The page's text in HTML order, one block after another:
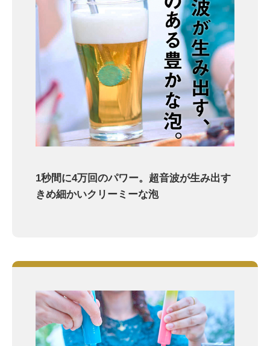
1秒間に4万回のパワー。超音波が生み出す
きめ細かいクリーミーな泡